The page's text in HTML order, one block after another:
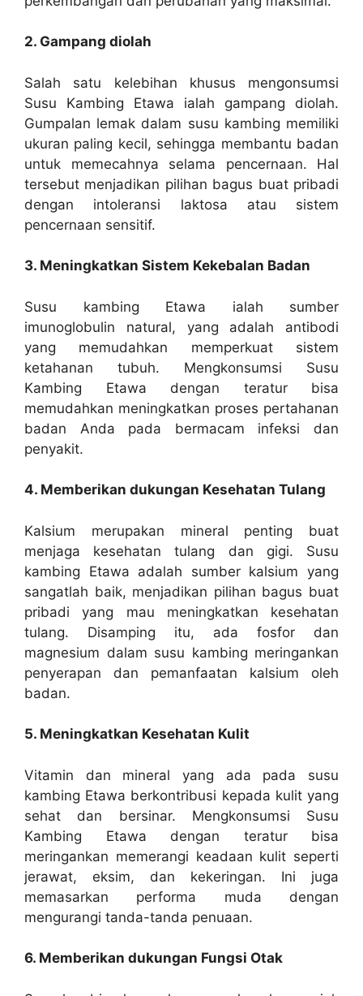
2. Gampang diolah
Salah satu kelebihan khusus mengonsumsi
Susu Kambing Etawa ialah gampang diolah.
Gumpalan lemak dalam susu kambing memiliki
ukuran paling kecil, sehingga membantu badan
untuk memecahnya selama pencernaan. Hal
tersebut menjadikan pilihan bagus buat pribadi
dengan intoleransi laktosa atau sistem
pencernaan sensitif.
3. Meningkatkan Sistem Kekebalan Badan
Susu kambing Etawa ialah sumber
imunoglobulin natural, yang adalah antibodi
yang memudahkan memperkuat sistem
ketahanan tubuh. Mengkonsumsi Susu
Kambing Etawa dengan teratur bisa
memudahkan meningkatkan proses pertahanan
badan Anda pada bermacam infeksi dan
penyakit.
4. Memberikan dukungan Kesehatan Tulang
Kalsium merupakan mineral penting buat
menjaga kesehatan tulang dan gigi. Susu
kambing Etawa adalah sumber kalsium yang
sangatlah baik, menjadikan pilihan bagus buat
pribadi yang mau meningkatkan kesehatan
tulang. Disamping itu, ada fosfor dan
magnesium dalam susu kambing meringankan
penyerapan dan pemanfaatan kalsium oleh
badan.
5. Meningkatkan Kesehatan Kulit
Vitamin dan mineral yang ada pada susu
kambing Etawa berkontribusi kepada kulit yang
sehat dan bersinar. Mengkonsumsi Susu
Kambing Etawa dengan teratur bisa
meringankan memerangi keadaan kulit seperti
jerawat, eksim, dan kekeringan. Ini juga
memasarkan performa muda dengan
mengurangi tanda-tanda penuaan.
6. Memberikan dukungan Fungsi Otak